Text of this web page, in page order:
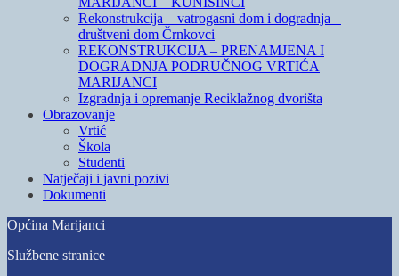
Rekonstrukcija – vatrogasni dom i dogradnja –
društveni dom Črnkovci
REKONSTRUKCIJA – PRENAMJENA I
DOGRADNJA PODRUČNOG VRTIĆA
MARIJANCI
Izgradnja i opremanje Reciklažnog dvorišta
Obrazovanje
Vrtić
Škola
Studenti
Natječaji i javni pozivi
Dokumenti
Skip
main
Općina Marijanci
Službene stranice